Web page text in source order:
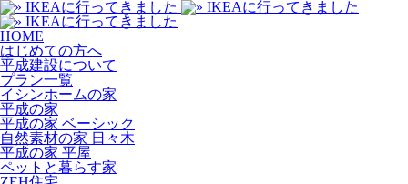
HOME
はじめての方へ
平成建設について
プラン一覧
イシンホームの家
平成の家
平成の家 ベーシック
自然素材の家 日々木
平成の家 平屋
ペットと暮らす家